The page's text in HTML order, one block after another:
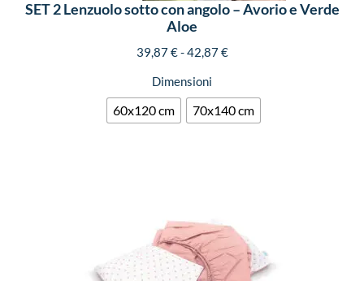
SET 2 Lenzuolo sotto con angolo – Avorio e Verde
Aloe
39,87€-42,87€
Dimensioni
60x120 cm 70x140 cm